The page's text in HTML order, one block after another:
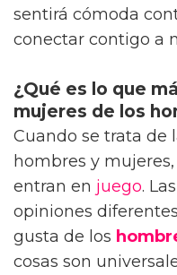
sentirá cómoda
conectar contigo a
¿Qué es lo que
mujeres de los
Cuando se trata de
hombres y
entran en juego. Las
opiniones
gusta de los
cosas son